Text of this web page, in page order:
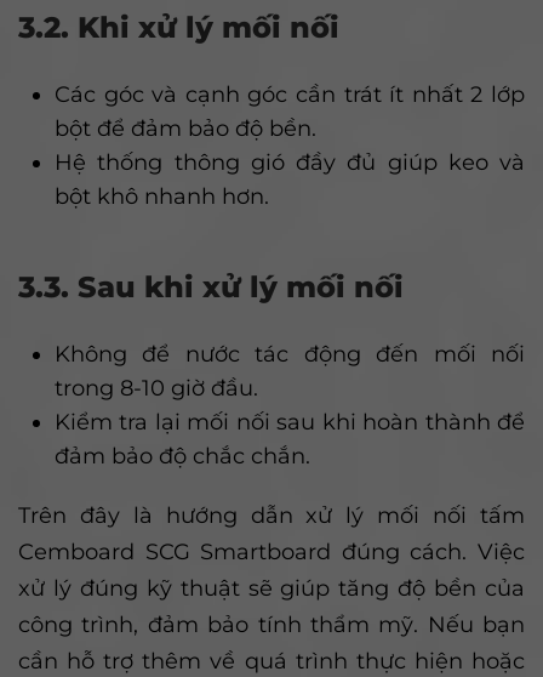
3.2. Khi xử lý mối nối
Các góc và cạnh góc cần trát ít nhất 2 lớp
bột để đảm bảo độ bền.
Hệ thống thông gió đầy đủ giúp keo và
bột khô nhanh hơn.
3.3. Sau khi xử lý mối nối
Không để nước tác động đến mối nối
trong 8-10 giờ đầu.
Kiểm tra lại mối nối sau khi hoàn thành để
đảm bảo độ chắc chắn.
Trên đây là hướng dẫn xử lý mối nối tấm
Cemboard SCG Smartboard đúng cách. Việc
xử lý đúng kỹ thuật sẽ giúp tăng độ bền của
công trình, đảm bảo tính thẩm mỹ. Nếu bạn
cần hỗ trợ thêm về quá trình thực hiện hoặc